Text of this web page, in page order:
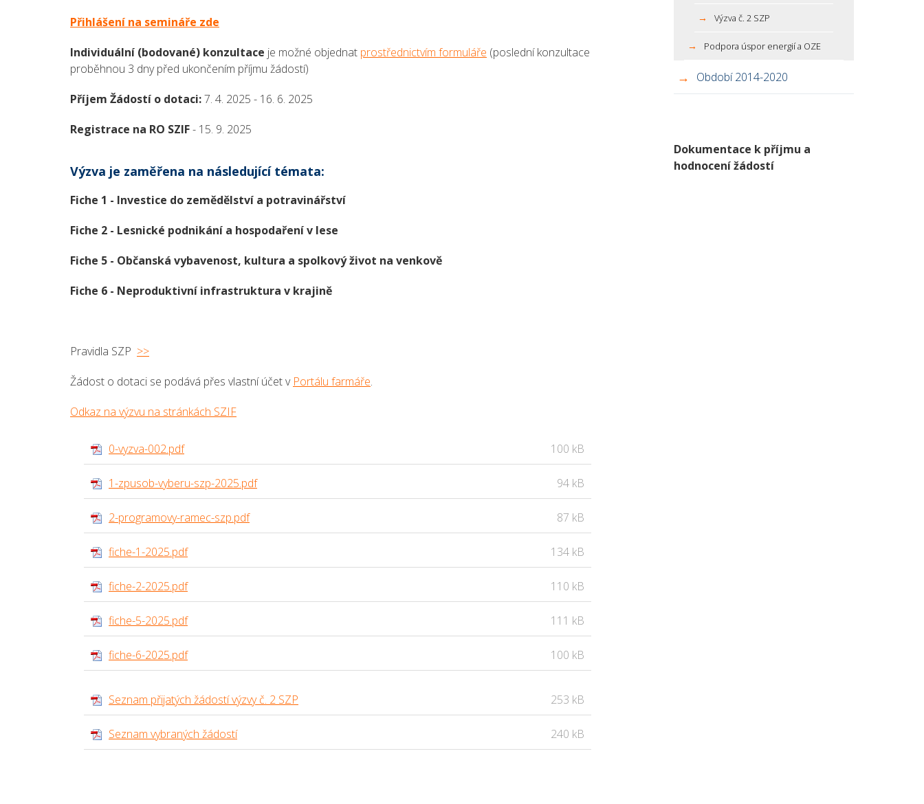
Přihlášení na semináře zde
Individuální (bodované) konzultace je možné objednat prostřednictvím formuláře (poslední konzultace
proběhnou 3 dny před ukončením příjmu žádostí)
Příjem Žádostí o dotaci:7. 4. 2025 - 16. 6. 2025
Registrace na RO SZIF- 15. 9. 2025
Výzva je zaměřena na následující témata:
Fiche 1 - Investice do zemědělství a potravinářství
Fiche 2 - Lesnické podnikání a hospodaření v lese
Fiche 5 - Občanská vybavenost, kultura a spolkový život na venkově
Fiche 6 - Neproduktivní infrastruktura v krajině
Pravidla SZP >>
Žádost o dotaci se podává přes vlastní účet v Portálu farmáře.
Odkaz na výzvu na stránkách SZIF
0-vyzva-002.pdf 100 kB
1-zpusob-vyberu-szp-2025.pdf 94 kB
2-programovy-ramec-szp.pdf 87 kB
fiche-1-2025.pdf 134 kB
fiche-2-2025.pdf 110 kB
fiche-5-2025.pdf 111 kB
fiche-6-2025.pdf 100 kB
Seznam přijatých žádostí výzvy č. 2 SZP 253 kB
Seznam vybraných žádostí 240 kB
Výzva č. 2 SZP
Podpora úspor energií a OZE
Období 2014-2020
Dokumentace k příjmu a
hodnocení žádostí